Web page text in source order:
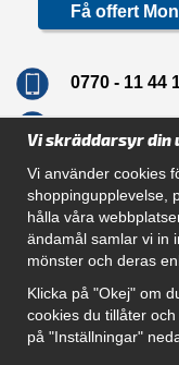
Få offert
0770 - 11 44
Navigation
Hur beställer jag
Gör Det Själv Paket
Montera dragkrok
SUPPORT
Vi skräddarsyr din
Vi använder cookies
shoppingupplevelse,
hålla våra
ändamål samlar vi in
mönster och deras
Klicka på "Okej" om
cookies du tillåter
på "Inställningar"